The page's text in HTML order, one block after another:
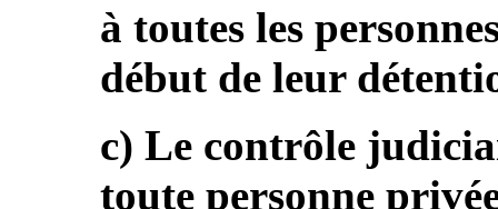
à toutes les
début de leur
c) Le contrôle
toute personne